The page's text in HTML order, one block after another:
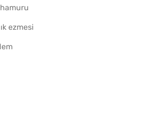
ezmesi